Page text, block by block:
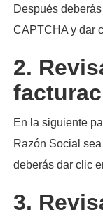
Después
CAPTCHA y dar
2.
En la siguiente
Razón Social
deberás dar clic
3.